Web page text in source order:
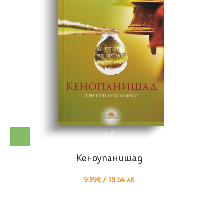
Кеноупанишад
9.99€/ 19.54 лв.